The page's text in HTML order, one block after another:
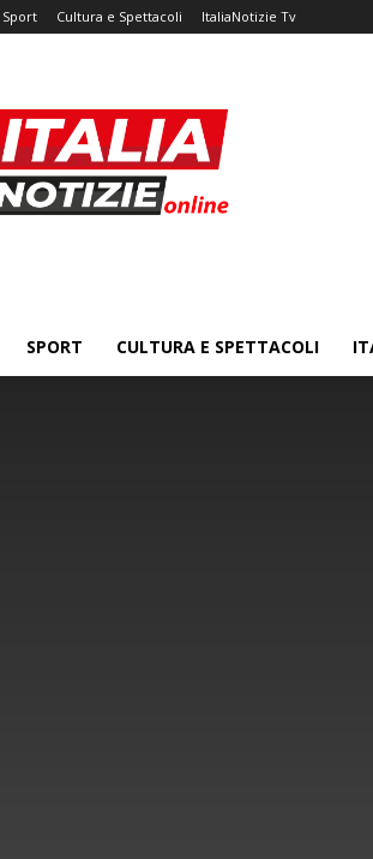
Sport Cultura e Spettacoli ItaliaNotizie Tv
SPORT CULTURA E SPETTACOLI